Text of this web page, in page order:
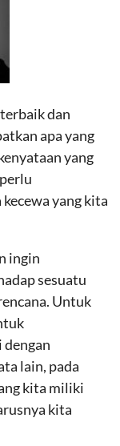
dan
apa yang
yang
yang kita
ingin
sesuatu
Untuk
dengan
lain, pada
kita miliki
kita